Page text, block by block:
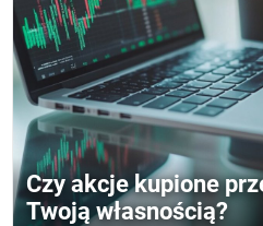
Czy akcje kupione
Twoją własnością?